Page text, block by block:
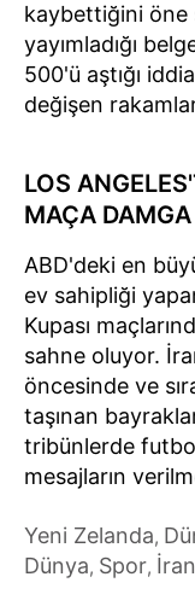
kaybettiğini öne
yayımladığı
500'ü aştığı
değişen
LOS
MAÇA
ABD'deki en
ev sahipliği
Kupası
sahne oluyor.
öncesinde ve
taşınan
tribünlerde
mesajların
Yeni Zelanda,
Dünya, Spor, İran